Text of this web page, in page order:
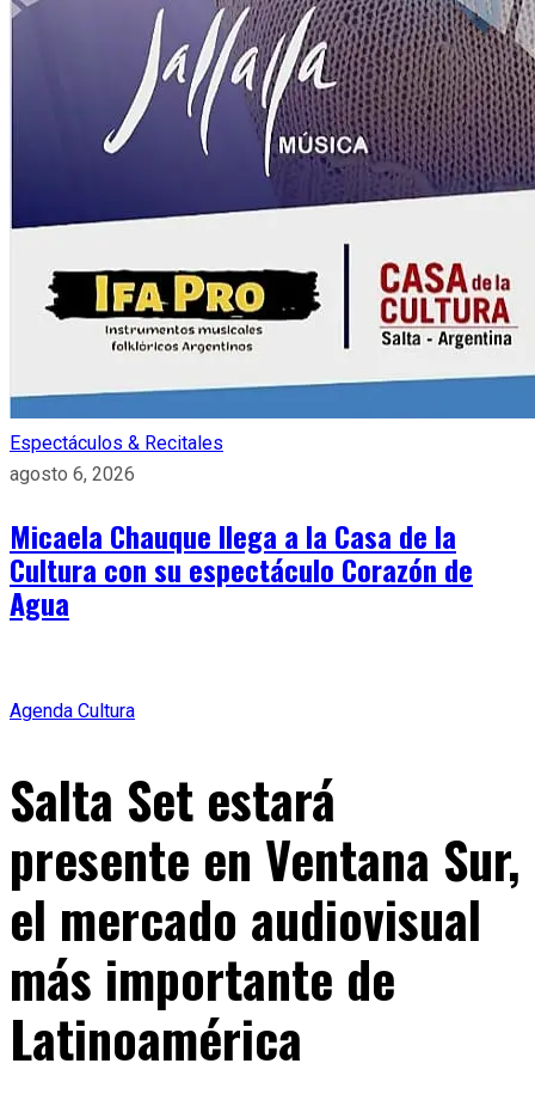
Espectáculos & Recitales
agosto 6, 2026
Micaela Chauque llega a la Casa de la
Cultura con su espectáculo Corazón de
Agua
Agenda Cultura
Salta Set estará
presente en Ventana Sur,
el mercado audiovisual
más importante de
Latinoamérica